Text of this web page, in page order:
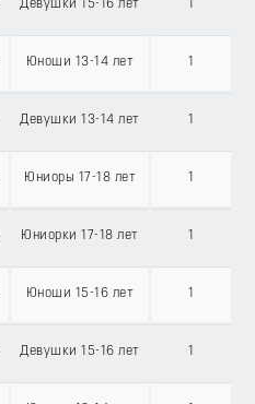
Девушки 15-16 лет 1
Юноши 13-14 лет 1
Девушки 13-14 лет 1
Юниоры 17-18 лет 1
Юниорки 17-18 лет 1
Юноши 15-16 лет 1
Девушки 15-16 лет 1